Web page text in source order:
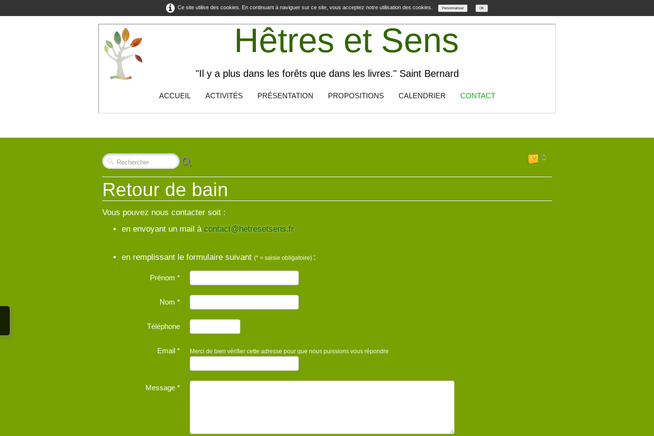
Ce site utilise des cookies. En continuant à naviguer sur ce site, vous acceptez notre utilisation des cookies. Personnaliser OK
Hêtres et Sens
"Il y a plus dans les forêts que dans les livres." Saint Bernard
ACCUEIL ACTIVITÉS PRÉSENTATION PROPOSITIONS CALENDRIER CONTACT
0
Retour de bain
Vous pouvez nous contacter soit :
en envoyant un mail à contact@hetresetsens.fr
en remplissant le formulaire suivant (* = saisie obligatoire) :
Prénom *
Nom *
Téléphone
Email * Merci de bien vérifier cette adresse pour que nous puissions vous répondre
Message *